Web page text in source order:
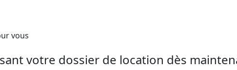
vous
votre dossier de location dès